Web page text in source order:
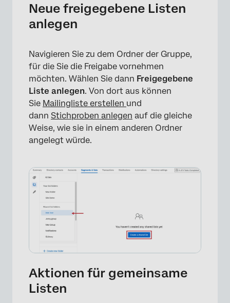
Neue freigegebene Listen
anlegen
Navigieren Sie zu dem Ordner der Gruppe,
für die Sie die Freigabe vornehmen
möchten. Wählen Sie dann Freigegebene
Liste anlegen. Von dort aus können
Sie Mailingliste erstellen und
dann Stichproben anlegen auf die gleiche
Weise, wie sie in einem anderen Ordner
angelegt würde.
Aktionen für gemeinsame
Listen